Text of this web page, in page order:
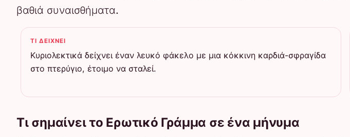
βαθιά συναισθήματα.
ΤΙ ΔΕΊΧΝΕΙ
Κυριολεκτικά δείχνει έναν λευκό φάκελο με μια κόκκινη καρδιά-σφραγίδα
στο πτερύγιο, έτοιμο να σταλεί.
Τι σημαίνει το Ερωτικό Γράμμα σε ένα μήνυμα